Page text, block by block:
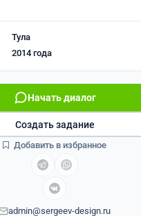
Тула
2014 года
Начать диалог
admin@sergeev-design.ru
Создать задание
Добавить в избранное